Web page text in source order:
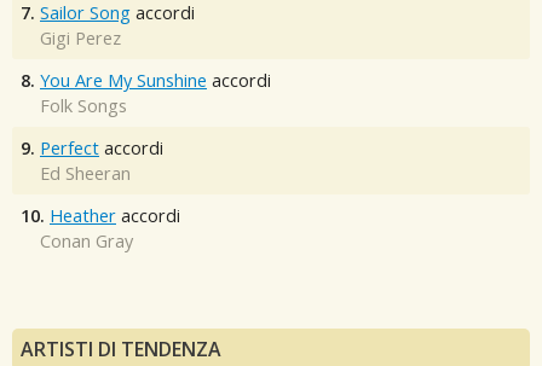
7. Sailor Song accordi
Gigi Perez
8. You Are My Sunshine accordi
Folk Songs
9. Perfect accordi
Ed Sheeran
10. Heather accordi
Conan Gray
ARTISTI DI TENDENZA